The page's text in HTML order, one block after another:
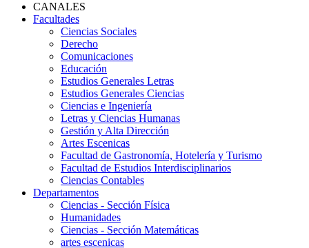
CANALES
Facultades
Ciencias Sociales
Derecho
Comunicaciones
Educación
Estudios Generales Letras
Estudios Generales Ciencias
Ciencias e Ingeniería
Letras y Ciencias Humanas
Gestión y Alta Dirección
Artes Escenicas
Facultad de Gastronomía, Hotelería y Turismo
Facultad de Estudios Interdisciplinarios
Ciencias Contables
Departamentos
Ciencias - Sección Física
Humanidades
Ciencias - Sección Matemáticas
artes escenicas